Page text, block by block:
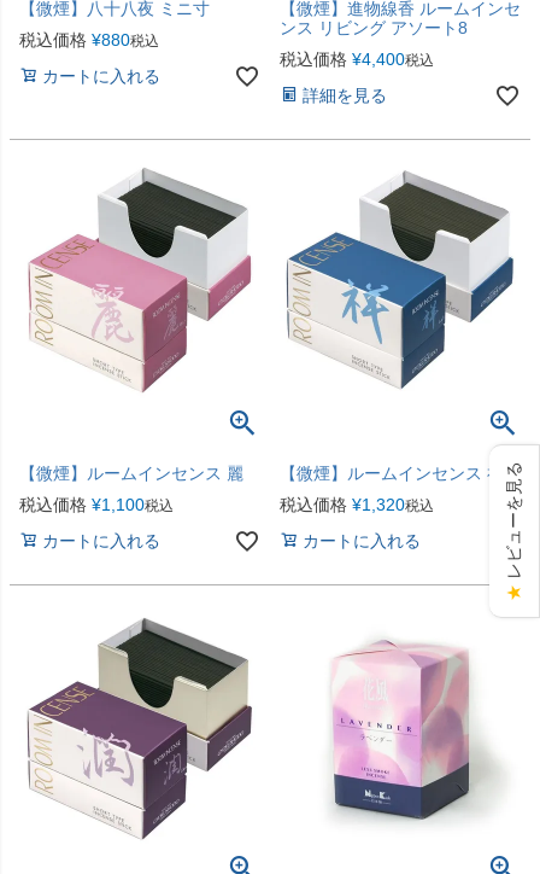
【微煙】八十八夜 ミニ寸
税込価格 ¥880税込
カートに入れる
【微煙】進物線香 ルームインセ
ンス リビング アソート8
税込価格 ¥4,400税込
詳細を見る
【微煙】ルームインセンス 麗
税込価格 ¥1,100税込
カートに入れる
【微煙】ルームインセンス 祥
税込価格 ¥1,320税込
カートに入れる
★
レビューを見る